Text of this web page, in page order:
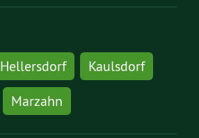
Hellersdorf
Kaulsdorf
Marzahn